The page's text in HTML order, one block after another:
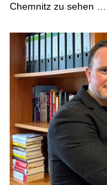
Chemnitz zu sehen …